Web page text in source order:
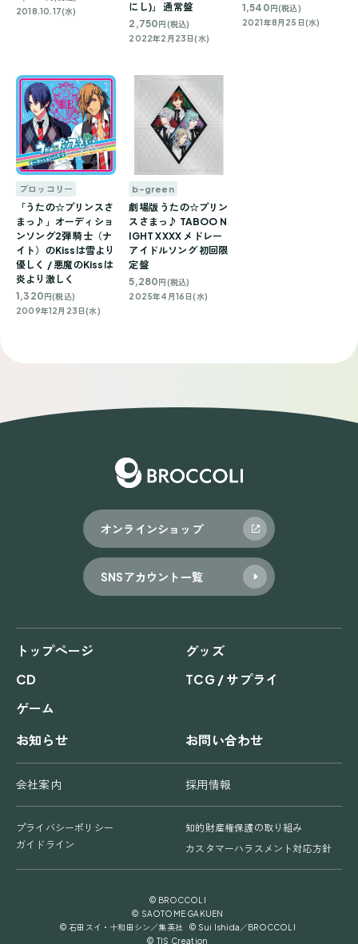
2018.10.17(水)
にし)」 通常盤
2,750円(税込)
2022年2月23日(水)
1,540 円(税込)
2021年8月25日(水)
ブロッコリー
「うたの☆プリンスさ
まっ♪」オーディショ
ンソング2弾 騎士（ナ
イト）のKissは雪より
優しく / 悪魔のKissは
炎より激しく
1,320 円(税込)
2009年12月23日(水)
b-green
劇場版 うたの☆プリン
スさまっ♪ TABOO N
IGHT XXXX メドレー
アイドルソング 初回限
定盤
5,280 円(税込)
2025年4月16日(水)
オンラインショップ
SNSアカウント一覧
トップページ
グッズ
CD
TCG / サプライ
ゲーム
お知らせ
お問い合わせ
会社案内 採用情報
プライバシーポリシー
知的財産権保護の取り組み
ガイドライン
カスタマーハラスメント対応方針
© BROCCOLI
© SAOTOME GAKUEN
© 石田スイ・十和田シン／集英社 © Sui Ishida／BROCCOLI
© TIS Creation